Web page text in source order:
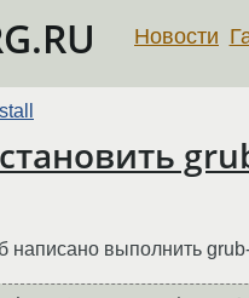
Новости
написано выполнить